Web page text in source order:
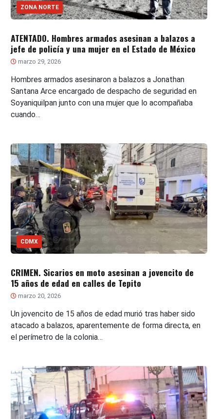
ZONA NORTE
ATENTADO. Hombres armados asesinan a balazos a
jefe de policía y una mujer en el Estado de México
marzo 29, 2026
Hombres armados asesinaron a balazos a Jonathan
Santana Arce encargado de despacho de seguridad en
Soyaniquilpan junto con una mujer que lo acompañaba
cuando…
CDMX
CRIMEN. Sicarios en moto asesinan a jovencito de
15 años de edad en calles de Tepito
marzo 20, 2026
Un jovencito de 15 años de edad murió tras haber sido
atacado a balazos, aparentemente de forma directa, en
el perímetro de la colonia…